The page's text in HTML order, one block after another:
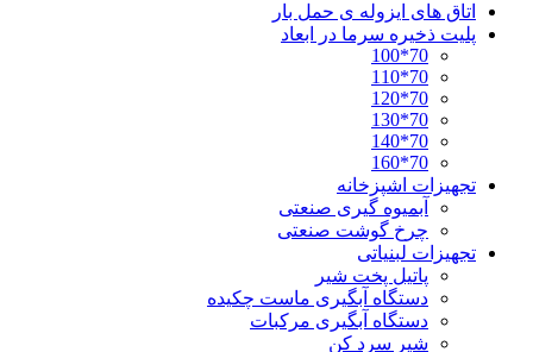
اتاق های ایزوله ی حمل بار
پلیت ذخیره سرما در ابعاد
70*100
70*110
70*120
70*130
70*140
70*160
تجهیزات اشپزخانه
آبمیوه گیری صنعتی
چرخ گوشت صنعتی
تجهیزات لبنیاتی
پاتیل پخت شیر
دستگاه آبگیری ماست چکیده
دستگاه آبگیری مرکبات
شیر سرد کن